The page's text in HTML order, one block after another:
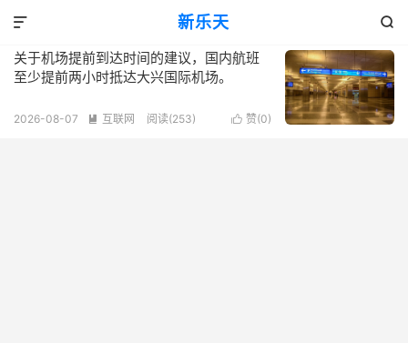
新乐天 
 共 1 篇文章
标签：大兴国际机场 预订流程
关于机场提前到达时间的建议，国内航班
至少提前两小时抵达大兴国际机场。
 赞(0)
2026-08-07  互联网 阅读(253)